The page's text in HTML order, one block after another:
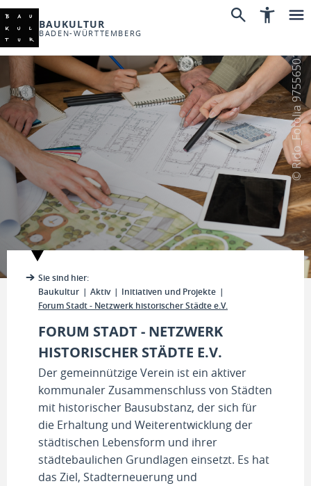
BAUKULTUR
BADEN-WÜRTTEMBERG
© Rido_Fotolia 97556501
Sie sind hier:
Baukultur
Aktiv
Initiativen und Projekte
Forum Stadt - Netzwerk historischer Städte e.V.
FORUM STADT - NETZWERK
HISTORISCHER STÄDTE E.V.
Der gemeinnützige Verein ist ein aktiver
kommunaler Zusammenschluss von Städten
mit historischer Bausubstanz, der sich für
die Erhaltung und Weiterentwicklung der
städtischen Lebensform und ihrer
städtebaulichen Grundlagen einsetzt. Es hat
das Ziel, Stadterneuerung und